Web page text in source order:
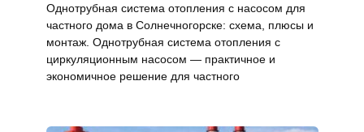
Однотрубная система отопления с насосом для
частного дома в Солнечногорске: схема, плюсы и
монтаж. Однотрубная система отопления с
циркуляционным насосом — практичное и
экономичное решение для частного